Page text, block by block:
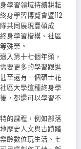
學習領域持續耕耘
身學習博覽會暨112
共同展現豐碩成
身學習楷模、社區
殊榮。
入第十七個年頭，
要更多的學習跟進
至還有一個碩士花
區大學這種終身學
，都還可以學習不
的課程，例如部落
歷史人文與古蹟踏
齡數位玩生活、七